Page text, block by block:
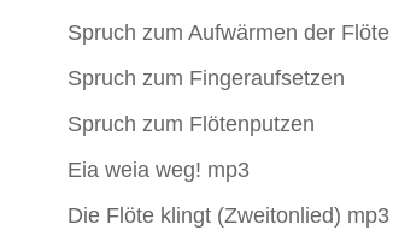
Spruch zum Aufwärmen der Flöte
Spruch zum Fingeraufsetzen
Spruch zum Flötenputzen
Eia weia weg! mp3
Die Flöte klingt (Zweitonlied) mp3